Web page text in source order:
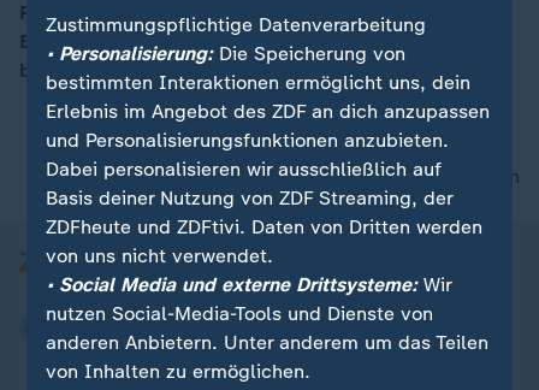
00:15
Pionieren. Mit Fernseh-Nachrichten, die von wichtigen
Ereignissen aus Deutschland und aus dem Ausland
berichten - ein Rückblick.
nach oben
Zustimmungspflichtige Datenverarbeitung
• Personalisierung:Die Speicherung von
bestimmten Interaktionen ermöglicht uns, dein
Erlebnis im Angebot des ZDF an dich anzupassen
und Personalisierungsfunktionen anzubieten.
Dabei personalisieren wir ausschließlich auf
Basis deiner Nutzung von ZDF Streaming, der
ZDFheute und ZDFtivi. Daten von Dritten werden
von uns nicht verwendet.
• Social Media und externe Drittsysteme:Wir
nutzen Social-Media-Tools und Dienste von
anderen Anbietern. Unter anderem um das Teilen
von Inhalten zu ermöglichen.